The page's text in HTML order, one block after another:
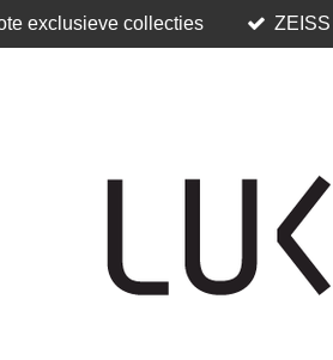
exclusieve collecties